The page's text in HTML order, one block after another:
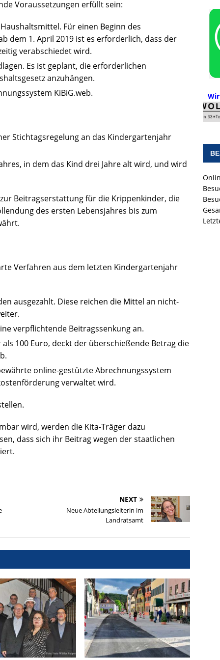
Voraussetzungen erfüllt sein:
Für einen Beginn des
dem 1. April 2019 ist es erforderlich, dass der
verabschiedet wird.
Es ist geplant, die erforderlichen
anzuhängen.
KiBiG.web.
Stichtagsregelung an das Kindergartenjahr
in dem das Kind drei Jahre alt wird, und wird
Beitragserstattung für die Krippenkinder, die
des ersten Lebensjahres bis zum
Verfahren aus dem letzten Kindergartenjahr
ausgezahlt. Diese reichen die Mittel an nicht-
verpflichtende Beitragssenkung an.
100 Euro, deckt der überschießende Betrag die
online-gestützte Abrechnungssystem
verwaltet wird.
wird, werden die Kita-Träger dazu
dass sich ihr Beitrag wegen der staatlichen
NEXT
Neue Abteilungsleiterin im
Landratsamt